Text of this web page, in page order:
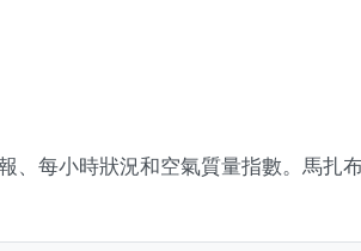
、每小時狀況和空氣質量指數。馬扎